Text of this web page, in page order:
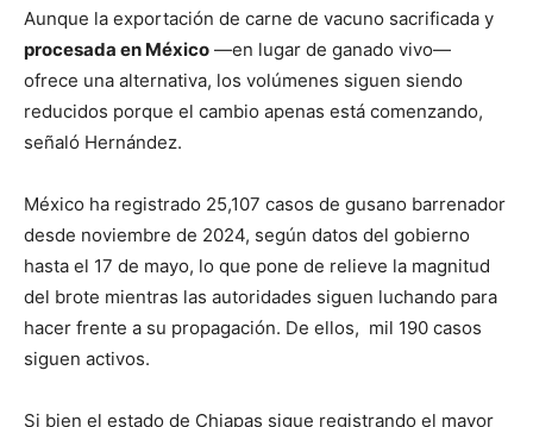
Aunque la exportación de carne de vacuno sacrificada y
procesada en México —en lugar de ganado vivo—
ofrece una alternativa, los volúmenes siguen siendo
reducidos porque el cambio apenas está comenzando,
señaló Hernández.
México ha registrado 25,107 casos de gusano barrenador
desde noviembre de 2024, según datos del gobierno
hasta el 17 de mayo, lo que pone de relieve la magnitud
del brote mientras las autoridades siguen luchando para
hacer frente a su propagación. De ellos, mil 190 casos
siguen activos.
Si bien el estado de Chiapas sigue registrando el mayor